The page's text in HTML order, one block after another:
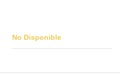
No Disponible